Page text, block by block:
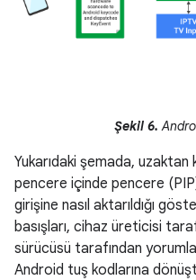
Şekil 6.
Yukarıdaki şemada,
pencere içinde pencere
girişine nasıl aktarıldığı
basışları, cihaz üreticisi
sürücüsü tarafından
Android tuş kodlarına